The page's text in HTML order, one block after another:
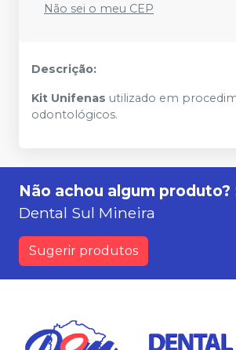
Não sei o meu CEP
Descrição:
Kit Unifenas utilizado em
odontológicos.
Não achou algum produto?
Dental Sul Mineira
Sugerir produtos